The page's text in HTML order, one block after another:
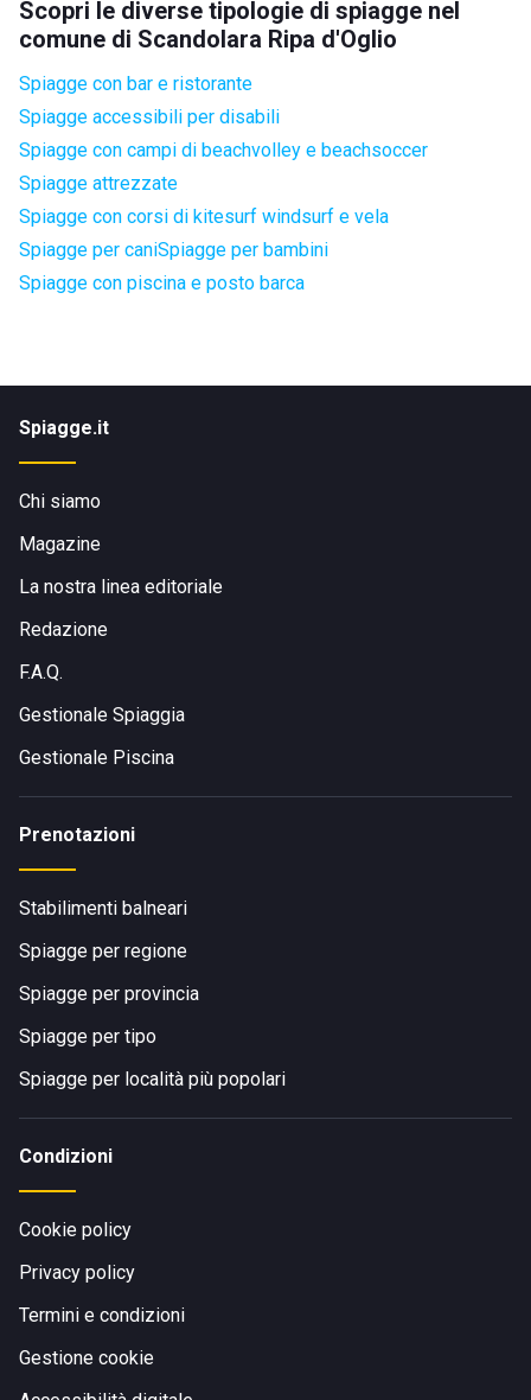
Scopri le diverse tipologie di spiagge nel
comune di Scandolara Ripa d'Oglio
Spiagge con bar e ristorante
Spiagge accessibili per disabili
Spiagge con campi di beachvolley e beachsoccer
Spiagge attrezzate
Spiagge con corsi di kitesurf windsurf e vela
Spiagge per caniSpiagge per bambini
Spiagge con piscina e posto barca
Spiagge.it
Chi siamo
Magazine
La nostra linea editoriale
Redazione
F.A.Q.
Gestionale Spiaggia
Gestionale Piscina
Prenotazioni
Stabilimenti balneari
Spiagge per regione
Spiagge per provincia
Spiagge per tipo
Spiagge per località più popolari
Condizioni
Cookie policy
Privacy policy
Termini e condizioni
Gestione cookie